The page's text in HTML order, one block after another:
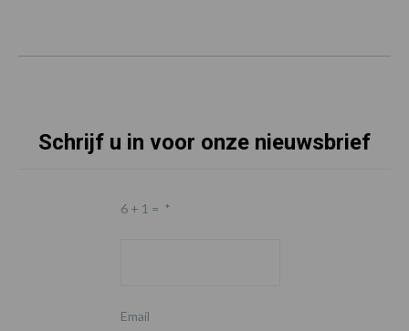
Schrijf u in voor onze nieuwsbrief
6 + 1 = *
Email